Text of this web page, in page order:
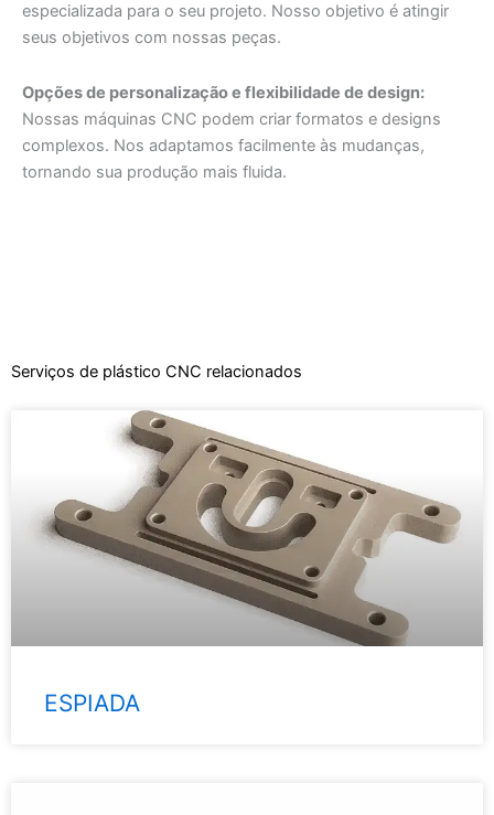
especializada para o seu projeto. Nosso objetivo é atingir
seus objetivos com nossas peças.
Opções de personalização e flexibilidade de design:
Nossas máquinas CNC podem criar formatos e designs
complexos. Nos adaptamos facilmente às mudanças,
tornando sua produção mais fluida.
Serviços de plástico CNC relacionados
ESPIADA